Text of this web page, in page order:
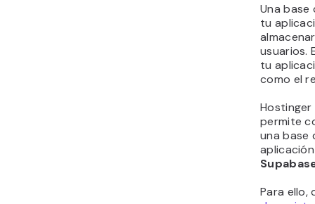
Una
tu
usuarios.
tu
como el
permite
una base
Para ello,